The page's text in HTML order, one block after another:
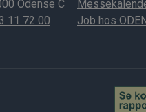
Odense C
11 72 00
Job hos